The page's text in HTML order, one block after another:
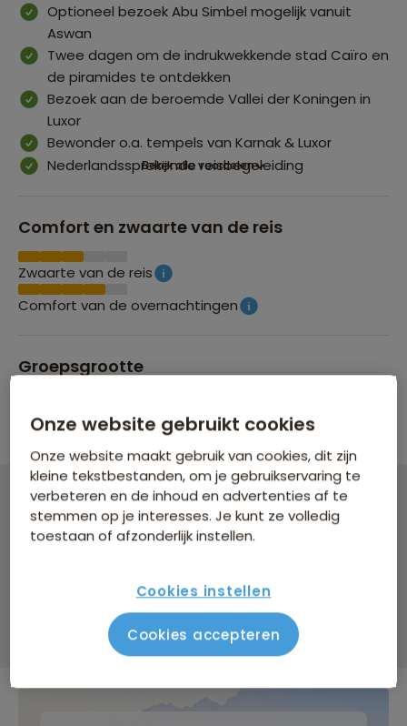
Optioneel bezoek Abu Simbel mogelijk vanuit
Aswan
Twee dagen om de indrukwekkende stad Caïro en
de piramides te ontdekken
Bezoek aan de beroemde Vallei der Koningen in
Luxor
Bewonder o.a. tempels van Karnak & Luxor
Nederlandssprekende reisbegeleiding
Bekijk alle voordelen
Comfort en zwaarte van de reis
Zwaarte van de reis
Comfort van de overnachtingen
Groepsgrootte
Groepsrondreis Egypte Kort
Onze website gebruikt cookies
Onze website maakt gebruik van cookies, dit zijn
kleine tekstbestanden, om je gebruikservaring te
verbeteren en de inhoud en advertenties af te
stemmen op je interesses. Je kunt ze volledig
toestaan of afzonderlijk instellen.
Cookies instellen
Cookies accepteren